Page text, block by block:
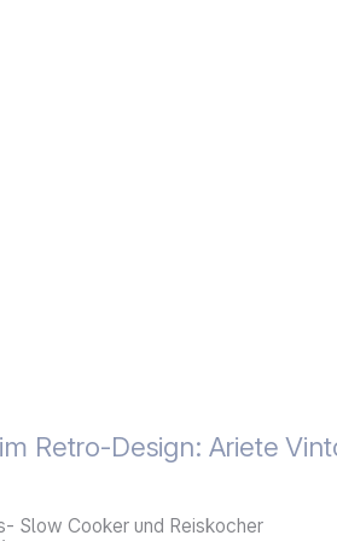
Retro-Design: Ariete
Slow Cooker und Reiskocher